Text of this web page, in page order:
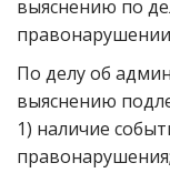
выяснению по
правонарушении
По делу об
выяснению
1) наличие
правонарушения;